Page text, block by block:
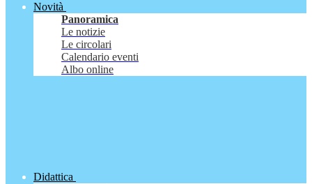
Novità
Panoramica
Le notizie
Le circolari
Calendario eventi
Albo online
Didattica